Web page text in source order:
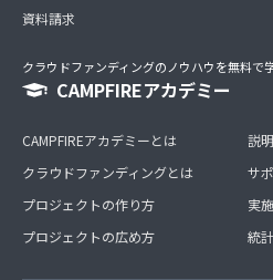
資料請求
クラウドファンディングのノウハウを無料で
CAMPFIREアカデミー
CAMPFIREアカデミーとは
クラウドファンディングとは
プロジェクトの作り方
プロジェクトの広め方
説
サ
実
統